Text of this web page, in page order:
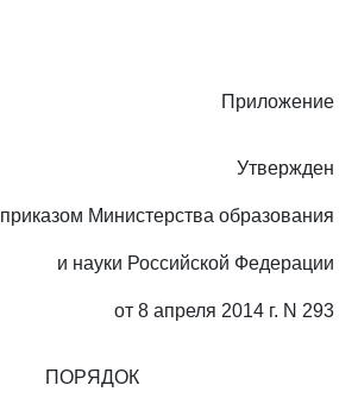
Приложение
Утвержден
приказом Министерства образования
и науки Российской Федерации
от 8 апреля 2014 г. N 293
ПОРЯДОК